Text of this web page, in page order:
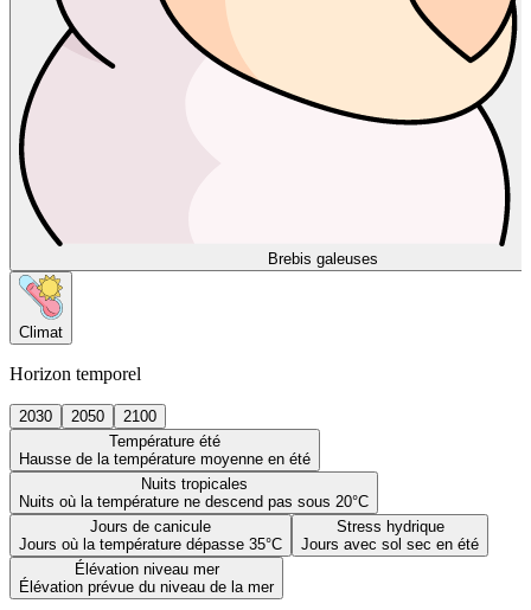
Brebis galeuses
Climat
Horizon temporel
2030 2050
2100
Température été
Hausse de la température moyenne en été
Nuits tropicales
Nuits où la température ne descend pas sous 20°C
Jours de canicule
Jours où la température dépasse 35°C
Stress hydrique
Jours avec sol sec en été
Élévation niveau mer
Élévation prévue du niveau de la mer